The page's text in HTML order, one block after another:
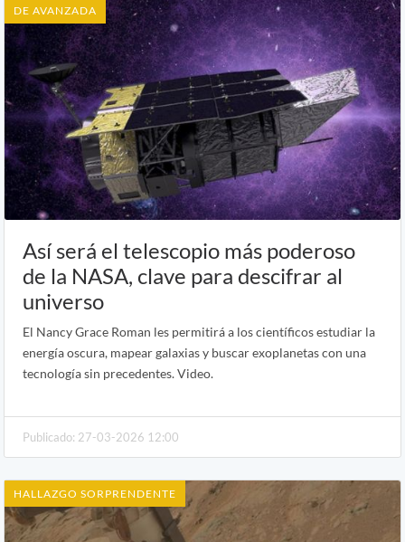
DE AVANZADA
Así será el telescopio más poderoso
de la NASA, clave para descifrar al
universo
El Nancy Grace Roman les permitirá a los científicos estudiar la
energía oscura, mapear galaxias y buscar exoplanetas con una
tecnología sin precedentes. Video.
Publicado: 27-03-2026 12:00
HALLAZGO SORPRENDENTE